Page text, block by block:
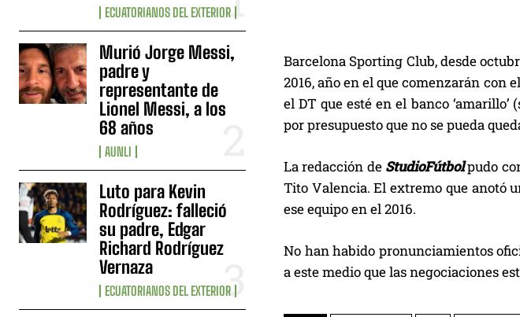
ECUATORIANOS DEL EXTERIOR
Murió Jorge Messi,
padre y
representante de
Lionel Messi, a los
68 años
AUNLI
Luto para Kevin
Rodríguez: falleció
su padre, Edgar
Richard Rodríguez
Vernaza
ECUATORIANOS DEL EXTERIOR
Barcelona Sporting Club, desde
2016, año en el que comenzarán con
el DT que esté en el banco
por presupuesto que no se pueda
La redacción de StudioFútbolpudo
Tito Valencia. El extremo que anotó
ese equipo en el 2016.
No han habido pronunciamientos
a este medio que las negociaciones